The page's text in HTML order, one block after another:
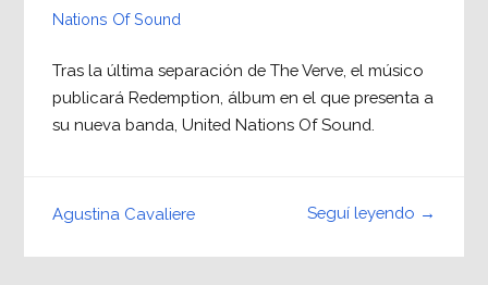
Nations Of Sound
Tras la última separación de The Verve, el músico
publicará Redemption, álbum en el que presenta a
su nueva banda, United Nations Of Sound.
Seguí leyendo →
Agustina Cavaliere